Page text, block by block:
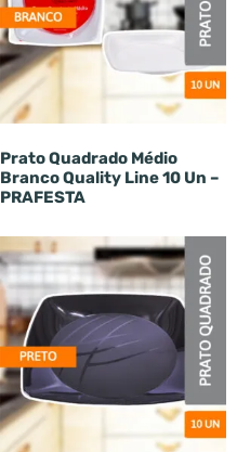
Prato Quadrado Médio
Branco Quality Line 10 Un –
PRAFESTA